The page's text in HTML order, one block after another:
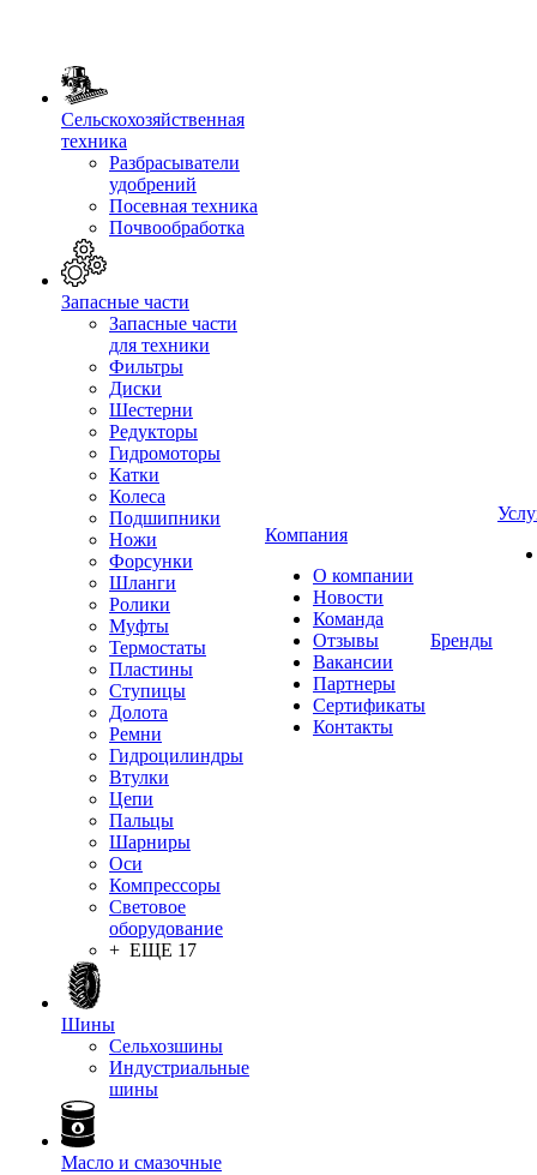
Сельскохозяйственная
техника
Разбрасыватели
удобрений
Посевная техника
Почвообработка
Запасные части
Запасные части
для техники
Фильтры
Диски
Шестерни
Редукторы
Гидромоторы
Катки
Колеса
Подшипники
Ножи
Форсунки
Шланги
Ролики
Муфты
Термостаты
Пластины
Ступицы
Долота
Ремни
Гидроцилиндры
Втулки
Цепи
Пальцы
Шарниры
Оси
Компрессоры
Световое
оборудование
+ ЕЩЕ 17
Шины
Сельхозшины
Индустриальные
шины
Масло и смазочные
Компания
О компании
Новости
Команда
Отзывы
Вакансии
Партнеры
Сертификаты
Контакты
Бренды